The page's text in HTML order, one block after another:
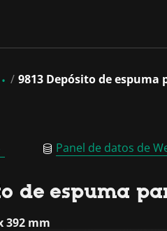
9813 Depósito de
Panel de datos de
de espuma
392 mm